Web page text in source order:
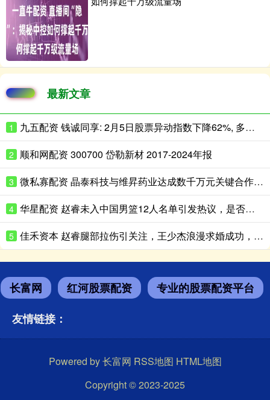
最新文章
1 九五配资 钱诚同享: 2月5日股票异动指数下降62%, 多空强度净值为-83只股
2 顺和网配资 300700 岱勒新材 2017-2024年报
3 微私寡配资 晶泰科技与维昇药业达成数千万元关键合作, AI+机器人共拓内分泌药物千亿级蓝海市场
4 华星配资 赵睿未入中国男篮12人名单引发热议，是否为北京队刻意保留？
5 佳禾资本 赵睿腿部拉伤引关注，王少杰浪漫求婚成功，辽宁男篮功勋刘志轩执教青年队
长富网 红河股票配资
专业的股票配资平台
友情链接：
Powered by长富网 RSS地图 HTML地图
Copyright© 2023-2025